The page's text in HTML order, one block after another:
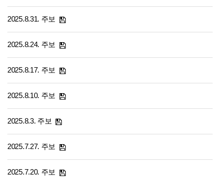
2025.8.31. 주보
2025.8.24. 주보
2025.8.17. 주보
2025.8.10. 주보
2025.8.3. 주보
2025.7.27. 주보
2025.7.20. 주보